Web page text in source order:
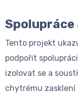
Spolupráce
Tento projekt
podpořit
izolovat se a
chytrému zasklení